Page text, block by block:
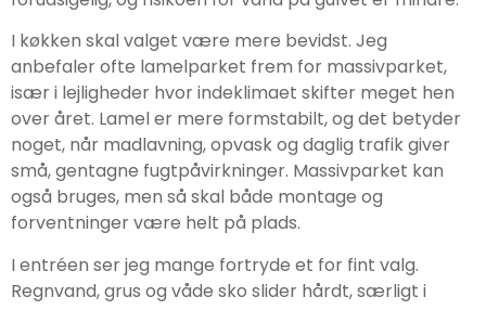
I køkken skal valget være mere bevidst. Jeg
anbefaler ofte lamelparket frem for massivparket,
især i lejligheder hvor indeklimaet skifter meget hen
over året. Lamel er mere formstabilt, og det betyder
noget, når madlavning, opvask og daglig trafik giver
små, gentagne fugtpåvirkninger. Massivparket kan
også bruges, men så skal både montage og
forventninger være helt på plads.
I entréen ser jeg mange fortryde et for fint valg.
Regnvand, grus og våde sko slider hårdt, særligt i